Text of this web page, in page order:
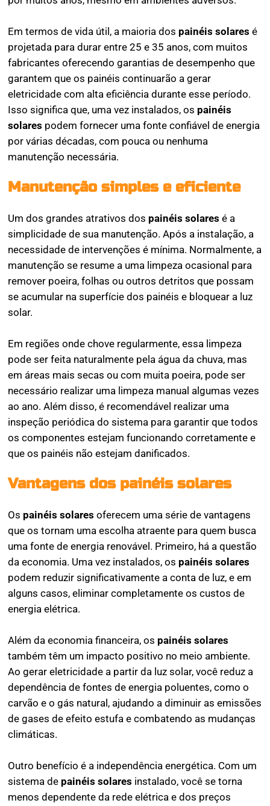
Em termos de vida útil, a maioria dos painéis solares é
projetada para durar entre 25 e 35 anos, com muitos
fabricantes oferecendo garantias de desempenho que
garantem que os painéis continuarão a gerar
eletricidade com alta eficiência durante esse período.
Isso significa que, uma vez instalados, os painéis
solares podem fornecer uma fonte confiável de energia
por várias décadas, com pouca ou nenhuma
manutenção necessária.
Manutenção simples e eficiente
Um dos grandes atrativos dos painéis solares é a
simplicidade de sua manutenção. Após a instalação, a
necessidade de intervenções é mínima. Normalmente, a
manutenção se resume a uma limpeza ocasional para
remover poeira, folhas ou outros detritos que possam
se acumular na superfície dos painéis e bloquear a luz
solar.
Em regiões onde chove regularmente, essa limpeza
pode ser feita naturalmente pela água da chuva, mas
em áreas mais secas ou com muita poeira, pode ser
necessário realizar uma limpeza manual algumas vezes
ao ano. Além disso, é recomendável realizar uma
inspeção periódica do sistema para garantir que todos
os componentes estejam funcionando corretamente e
que os painéis não estejam danificados.
Vantagens dos painéis solares
Os painéis solares oferecem uma série de vantagens
que os tornam uma escolha atraente para quem busca
uma fonte de energia renovável. Primeiro, há a questão
da economia. Uma vez instalados, os painéis solares
podem reduzir significativamente a conta de luz, e em
alguns casos, eliminar completamente os custos de
energia elétrica.
Além da economia financeira, os painéis solares
também têm um impacto positivo no meio ambiente.
Ao gerar eletricidade a partir da luz solar, você reduz a
dependência de fontes de energia poluentes, como o
carvão e o gás natural, ajudando a diminuir as emissões
de gases de efeito estufa e combatendo as mudanças
climáticas.
Outro benefício é a independência energética. Com um
sistema de painéis solares instalado, você se torna
menos dependente da rede elétrica e dos preços